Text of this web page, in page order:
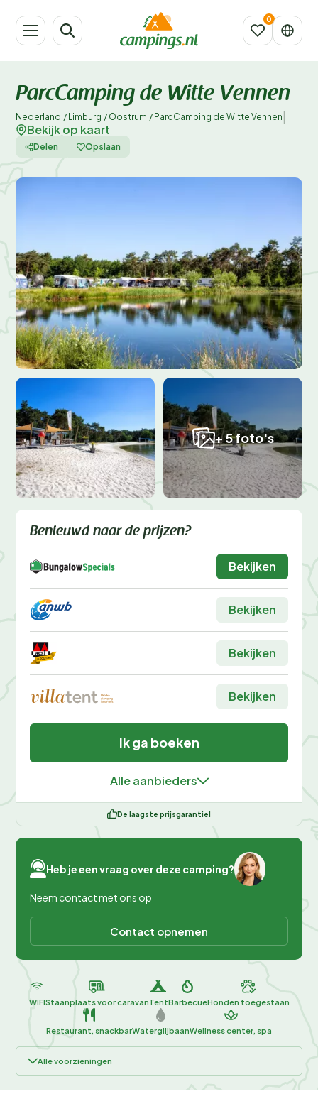
ParcCamping de Witte Vennen
Nederland / Limburg / Oostrum / ParcCamping de Witte Vennen
Bekijk op kaart
Delen Opslaan
+ 5 foto's
Benieuwd naar de prijzen?
Bekijken
Bekijken
Bekijken
Bekijken
Ik ga boeken
Alle aanbieders
De laagste prijsgarantie!
Heb je een vraag over deze camping?
Neem contact met ons op
Contact opnemen
WIFIStaanplaats voor caravanTentBarbecueHonden toegestaan
Restaurant, snackbarWaterglijbaanWellness center, spa
Alle voorzieningen